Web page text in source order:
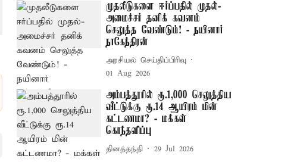
முதலீடுகளை ஈர்ப்பதில் முதல்-
அமைச்சர் தனிக் கவனம்
செலுத்த வேண்டும்! - நயினார்
நாகேந்திரன்
அரசியல் செய்திப்பிரிவு
01 Aug 2026
அம்பத்தூரில் ரூ.1,000 செலுத்திய
வீட்டுக்கு ரூ.14 ஆயிரம் மின்
கட்டணமா? - மக்கள்
கொந்தளிப்பு
தினத்தந்தி 29 Jul 2026